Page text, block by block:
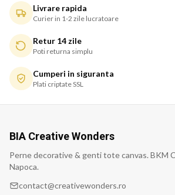
Livrare rapida
Curier in 1-2 zile lucratoare
Retur 14 zile
Poti returna simplu
Cumperi in siguranta
Plati criptate SSL
BIA Creative Wonders
Perne decorative & genti tote canvas. BKM
Napoca.
contact@creativewonders.ro